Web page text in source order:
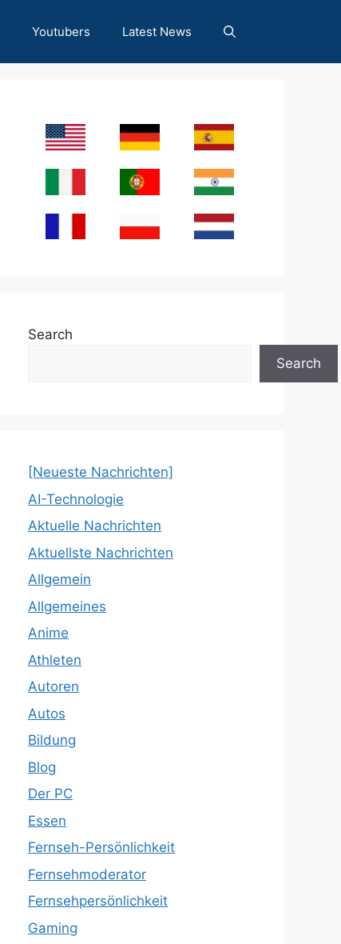
Youtubers Latest News
Search
Search
[Neueste Nachrichten]
AI-Technologie
Aktuelle Nachrichten
Aktuellste Nachrichten
Allgemein
Allgemeines
Anime
Athleten
Autoren
Autos
Bildung
Blog
Der PC
Essen
Fernseh-Persönlichkeit
Fernsehmoderator
Fernsehpersönlichkeit
Gaming